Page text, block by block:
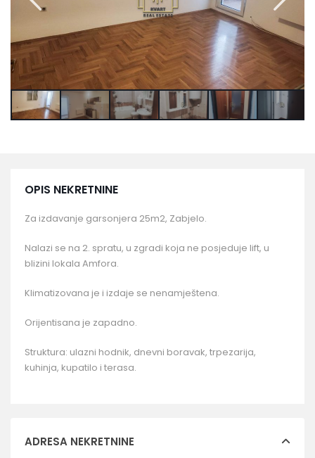
OPIS NEKRETNINE
Za izdavanje garsonjera 25m2, Zabjelo.
Nalazi se na 2. spratu, u zgradi koja ne posjeduje lift, u
blizini lokala Amfora.
Klimatizovana je i izdaje se nenamještena.
Orijentisana je zapadno.
Struktura: ulazni hodnik, dnevni boravak, trpezarija,
kuhinja, kupatilo i terasa.
ADRESA NEKRETNINE